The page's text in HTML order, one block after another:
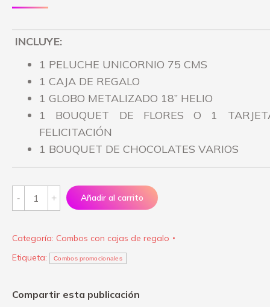
INCLUYE:
1 PELUCHE UNICORNIO 75 CMS
1 CAJA DE REGALO
1 GLOBO METALIZADO 18” HELIO
1 BOUQUET DE FLORES O 1
FELICITACIÓN
1 BOUQUET DE CHOCOLATES VARIOS
Promoción
#3
Añadir al carrito
Categoría: Combos con cajas de regalo
Etiqueta:
Combos promocionales
Compartir esta publicación